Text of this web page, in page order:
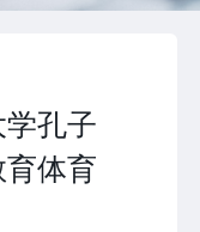
孔子
体育